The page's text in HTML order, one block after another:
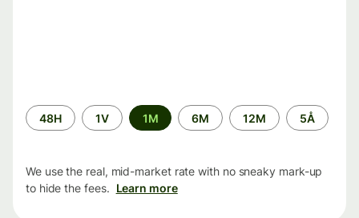
Time
period
48H 1V 1M 6M 12M 5Å
We use the real, mid-market rate with no sneaky mark-up
to hide the fees. Learn more